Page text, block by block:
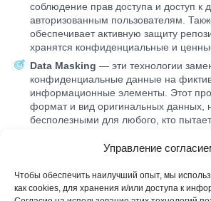
Управление
Чтобы обеспечить наилучший опыт, мы
как cookies, для хранения и/или доступа к
соблюдение прав доступа и доступ к
авторизованным пользователям.
обеспечивает активную защиту
хранятся конфиденциальные и
Data Masking — эти технологии
конфиденциальные данные на
информационные элементы. Этот
формат и вид оригинальных данных,
бесполезными для любого, кто
используется для защиты личной и
анализа данных. Это помогает
соответствовать стандартам